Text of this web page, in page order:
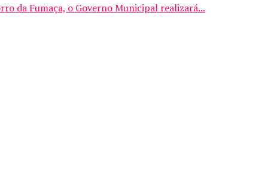
da Fumaça, o Governo Municipal realizará...